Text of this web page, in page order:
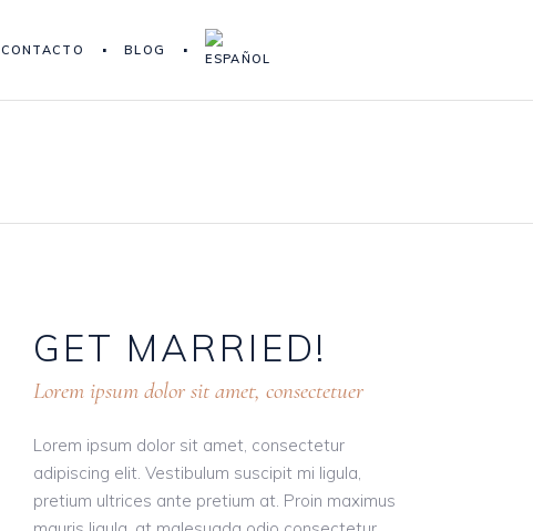
CONTACTO BLOG
GET MARRIED!
Lorem ipsum dolor sit amet, consectetuer
Lorem ipsum dolor sit amet, consectetur
adipiscing elit. Vestibulum suscipit mi ligula,
pretium ultrices ante pretium at. Proin maximus